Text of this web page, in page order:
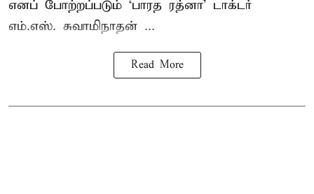
எனப் போற்றப்படும் ‘பாரத ரத்னா’ டாக்டர்
எம்.எஸ். சுவாமிநாதன் ...
Read More